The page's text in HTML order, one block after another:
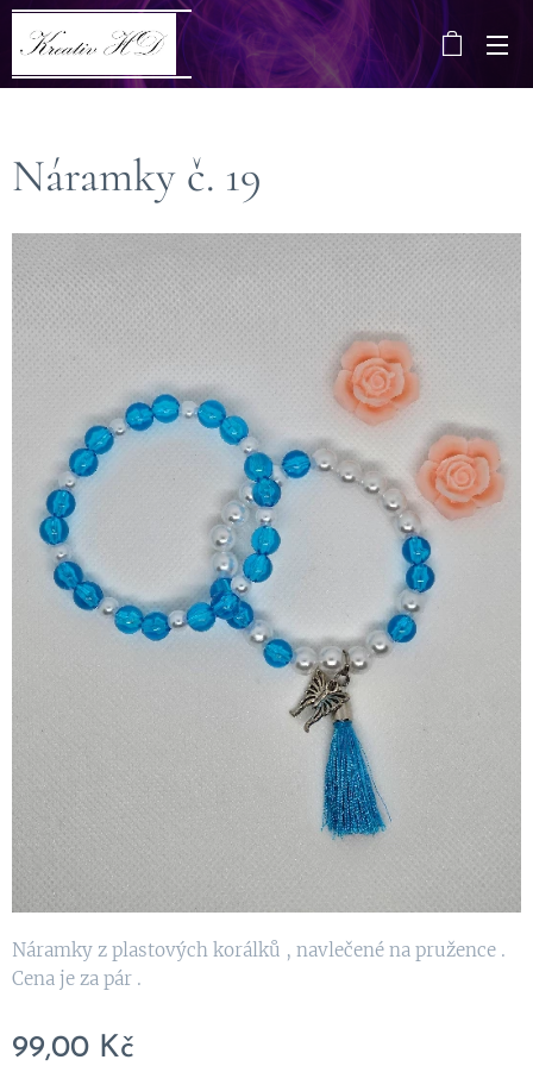
Náramky č. 19
Náramky z plastových korálků , navlečené na pružence .
Cena je za pár .
99,00 Kč